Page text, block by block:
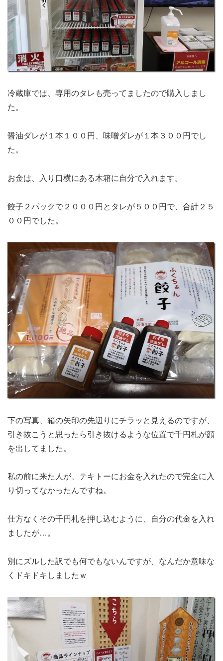
冷蔵庫では、専用のタレも売ってましたので購入しまし
た。
醤油ダレが１本１００円、味噌ダレが１本３００円でし
た。
お金は、入り口横にある木箱に自分で入れます。
餃子２パックで２０００円とタレが５００円で、合計２５
００円でした。
下の写真、箱の矢印の先辺りにチラッと見えるのですが、
引き抜こうと思ったら引き抜けるような位置で千円札が顔
を出してました。
私の前に来た人が、テキトーにお金を入れたので完全に入
り切ってなかったんですね。
仕方なくその千円札を押し込むように、自分の代金を入れ
ましたが…。
別にズルした訳でも何でもないんですが、なんだか意味な
くドキドキしましたｗ